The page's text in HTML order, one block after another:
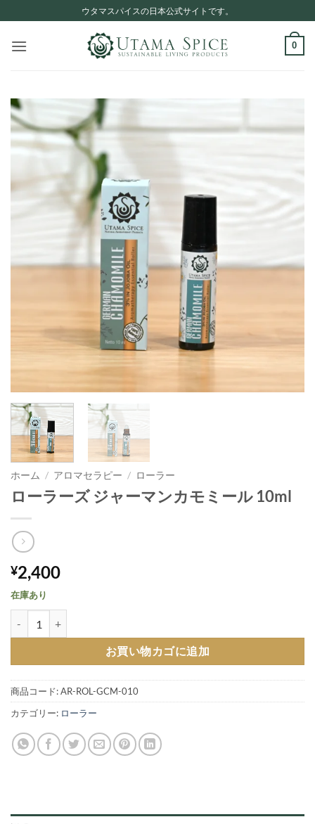
to
content
ウタマスパイスの日本公式サイトです。
0
ホーム / アロマセラピー / ローラー
ローラーズ ジャーマンカモミール 10ml
¥2,400
在庫あり
お買い物カゴに追加
商品コード:AR-ROL-GCM-010
カテゴリー: ローラー